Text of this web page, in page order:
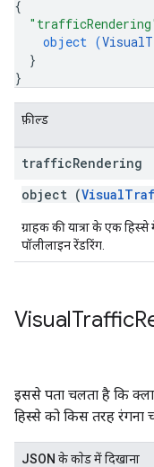
{
object (
}
}
फ़ील्ड
trafficRendering
object (
ग्राहक की यात्रा के एक
पॉलीलाइन रेंडरिंग.
VisualTraffic
इससे पता चलता है कि
हिस्से को किस तरह रंगना
JSON के काेड में दिखाना